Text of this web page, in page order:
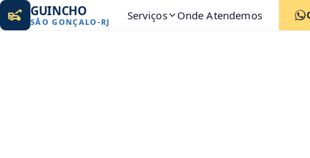
GUINCHO
SÃO GONÇALO -RJ Serviços Onde Atendemos